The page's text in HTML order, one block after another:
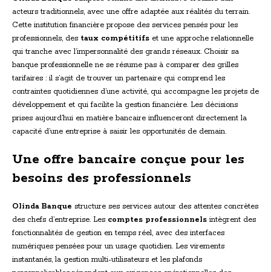
acteurs traditionnels, avec une offre adaptée aux réalités du terrain.
Cette institution financière propose des services pensés pour les
professionnels, des taux compétitifs et une approche relationnelle
qui tranche avec l’impersonnalité des grands réseaux. Choisir sa
banque professionnelle ne se résume pas à comparer des grilles
tarifaires : il s’agit de trouver un partenaire qui comprend les
contraintes quotidiennes d’une activité, qui accompagne les projets de
développement et qui facilite la gestion financière. Les décisions
prises aujourd’hui en matière bancaire influenceront directement la
capacité d’une entreprise à saisir les opportunités de demain.
Une offre bancaire conçue pour les
besoins des professionnels
Olinda Banque structure ses services autour des attentes concrètes
des chefs d’entreprise. Les comptes professionnels intègrent des
fonctionnalités de gestion en temps réel, avec des interfaces
numériques pensées pour un usage quotidien. Les virements
instantanés, la gestion multi-utilisateurs et les plafonds